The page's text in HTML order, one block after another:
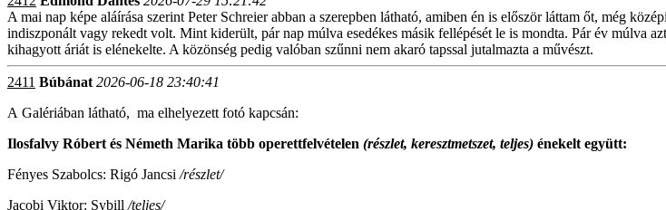
A mai nap képe aláírása szerint Peter Schreier abban a szerepben látható, amiben én is először láttam őt, még
indiszponált vagy rekedt volt. Mint kiderült, pár nap múlva esedékes másik fellépését le is mondta. Pár év múlva
kihagyott áriát is elénekelte. A közönség pedig valóban szűnni nem akaró tapssal jutalmazta a művészt.
2411 Búbánat 2026-06-18 23:40:41
A Galériában látható, ma elhelyezett fotó kapcsán:
Ilosfalvy Róbert és Németh Marika több operettfelvételen (részlet, keresztmetszet, teljes) énekelt együtt:
Fényes Szabolcs: Rigó Jancsi /részlet/
Jacobi Viktor: Sybill /teljes/